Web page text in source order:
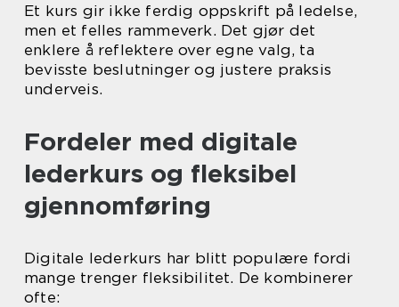
Et kurs gir ikke ferdig oppskrift på ledelse,
men et felles rammeverk. Det gjør det
enklere å reflektere over egne valg, ta
bevisste beslutninger og justere praksis
underveis.
Fordeler med digitale
lederkurs og fleksibel
gjennomføring
Digitale lederkurs har blitt populære fordi
mange trenger fleksibilitet. De kombinerer
ofte: